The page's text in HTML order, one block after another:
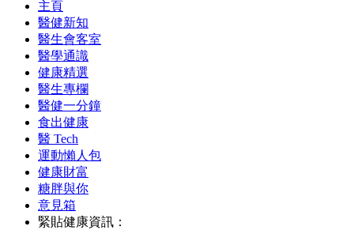
主頁
醫健新知
醫生會客室
醫學通識
健康精選
醫生專欄
醫健一分鐘
食出健康
醫 Tech
運動懶人包
健康財富
糖胖與你
意見箱
緊貼健康資訊：